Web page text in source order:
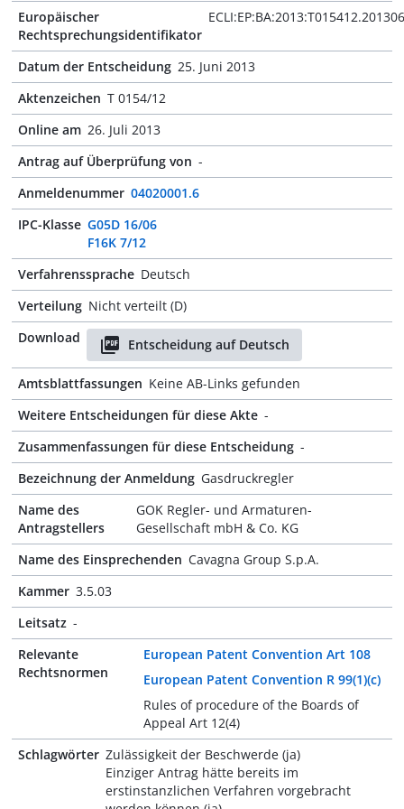
Europäischer
Rechtsprechungsidentifikator
Datum der Entscheidung 25. Juni 2013
Aktenzeichen T 0154/12
Online am 26. Juli 2013
Antrag auf Überprüfung von -
Anmeldenummer 04020001.6
IPC-Klasse G05D 16/06
F16K 7/12
Verfahrenssprache Deutsch
Verteilung Nicht verteilt (D)
Download
Entscheidung auf Deutsch
Amtsblattfassungen Keine AB-Links gefunden
Weitere Entscheidungen für diese Akte -
Zusammenfassungen für diese Entscheidung -
Bezeichnung der Anmeldung Gasdruckregler
Name des
Antragstellers
GOK Regler- und Armaturen-
Gesellschaft mbH & Co. KG
Name des Einsprechenden Cavagna Group S.p.A.
Kammer 3.5.03
Leitsatz -
Relevante
Rechtsnormen
European Patent Convention Art 108
European Patent Convention R 99(1)(c)
Rules of procedure of the Boards of
Appeal Art 12(4)
Schlagwörter Zulässigkeit der Beschwerde (ja)
Einziger Antrag hätte bereits im
erstinstanzlichen Verfahren vorgebracht